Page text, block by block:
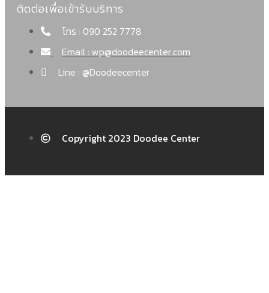
ติดต่อเพื่อเข้ารับบริการ
โทร : 090 252 7778
Email : wp@doodeecenter.com
Line : @Doodeecenter
Copyright 2023 Doodee Center